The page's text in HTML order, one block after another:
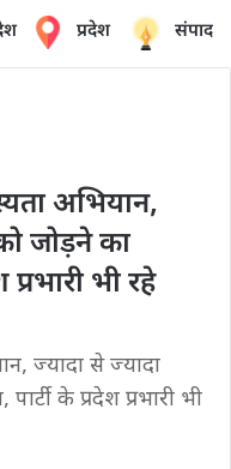
प्रदेश
अभियान,
जोड़ने का
भी रहे
ज्यादा से ज्यादा
के प्रदेश प्रभारी भी